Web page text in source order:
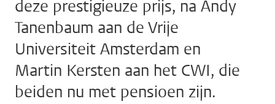
deze prestigieuze prijs, na Andy
Tanenbaum aan de Vrije
Universiteit Amsterdam en
Martin Kersten aan het CWI, die
beiden nu met pensioen zijn.